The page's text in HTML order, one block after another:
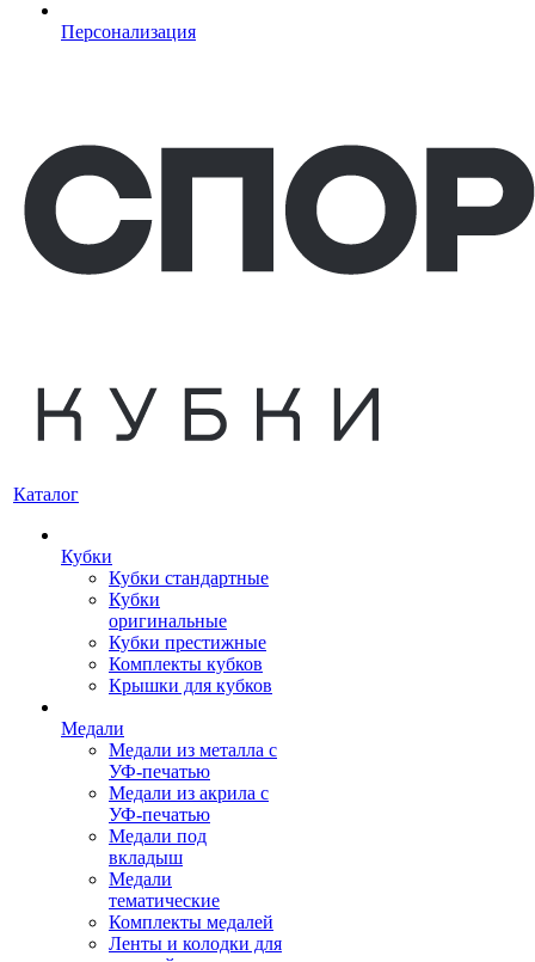
Персонализация
Каталог
Кубки
Кубки стандартные
Кубки
оригинальные
Кубки престижные
Комплекты кубков
Крышки для кубков
Медали
Медали из металла с
УФ-печатью
Медали из акрила с
УФ-печатью
Медали под
вкладыш
Медали
тематические
Комплекты медалей
Ленты и колодки для